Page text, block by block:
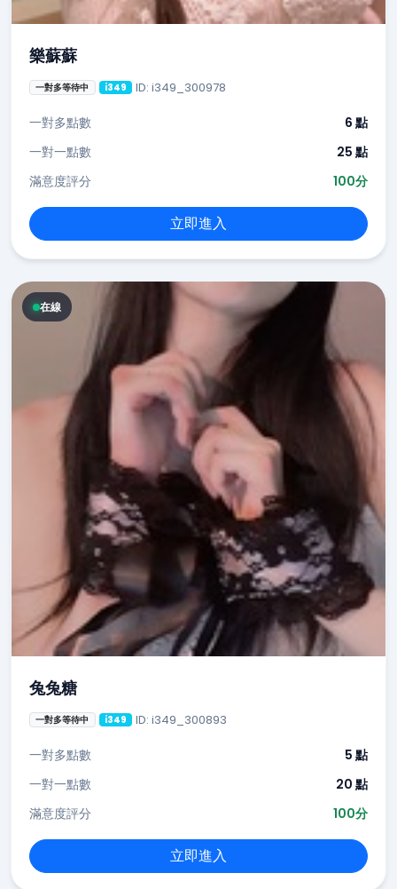
樂蘇蘇
一對多等待中 i349 ID: i349_300978
一對多點數
6 點
一對一點數
25 點
滿意度評分
100分
立即進入
在線
兔兔糖
一對多等待中 i349 ID: i349_300893
一對多點數
5 點
一對一點數
20 點
滿意度評分
100分
立即進入